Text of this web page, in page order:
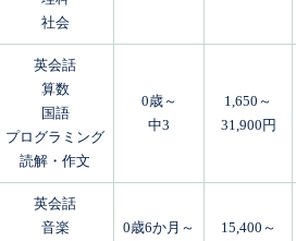
社会
英会話
算数
国語
プログラミング
読解・作文
0歳～
中3
1,650～
31,900円
英会話
音楽
0歳6か月～
15,400～